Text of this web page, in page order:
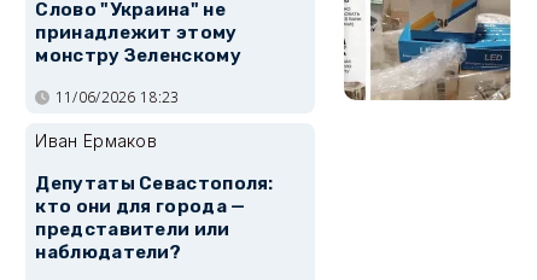
Слово "Украина" не
принадлежит этому
монстру Зеленскому
11/06/2026 18:23
Иван Ермаков
Депутаты Севастополя:
кто они для города —
представители или
наблюдатели?